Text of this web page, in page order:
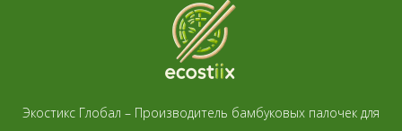
Экостикс Глобал – Производитель бамбуковых палочек для